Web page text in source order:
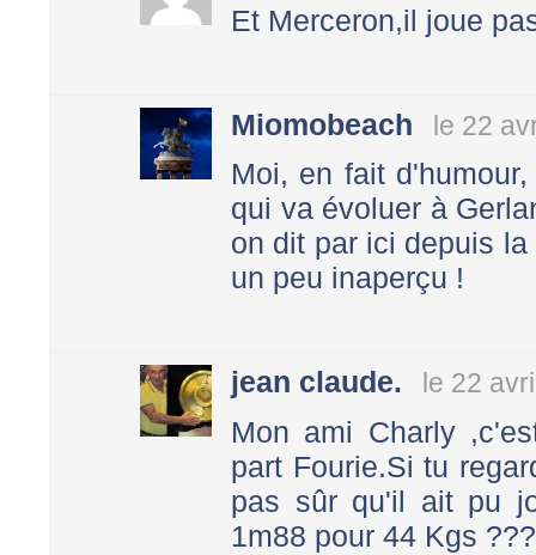
Et Merceron,il joue
Miomobeach le 22
Moi, en fait
qui va évoluer à
on dit par ici depuis
un peu inaperçu !
jean claude. le 22
Mon ami Charly
part Fourie.Si tu
pas sûr qu'il ait pu
1m88 pour 44 Kgs ???